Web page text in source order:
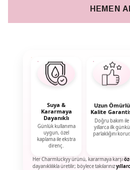
HEMEN
Suya &
Kararmaya
Dayanıklı
Günlük kullanıma
uygun, özel
kaplama ile ekstra
direnç.
Uzun Ömürlü
Kalite
Doğru bakım ile
yıllarca ilk günkü
parlaklığını korur.
Her Charmluckyy ürünü, kararmaya karşı
dayanıklılıkla üretilir; böylece takılarınız